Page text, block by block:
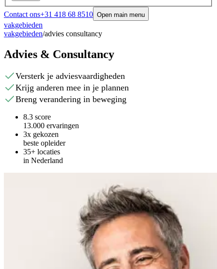
Contact ons+31 418 68 8510 Open main menu
vakgebieden
vakgebieden/advies consultancy
Advies & Consultancy
Versterk je adviesvaardigheden
Krijg anderen mee in je plannen
Breng verandering in beweging
8.3 score
13.000 ervaringen
3x gekozen
beste opleider
35+ locaties
in Nederland